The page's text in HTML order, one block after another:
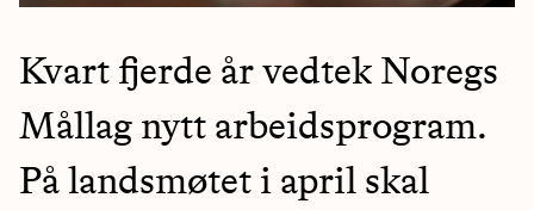
Kvart fjerde år vedtek Noregs
Mållag nytt arbeidsprogram.
På landsmøtet i april skal